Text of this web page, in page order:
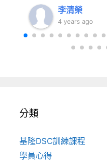
李清榮
4 years ago
分類
基隆DSC訓練課程
學員心得